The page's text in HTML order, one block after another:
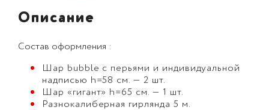
Описание
Состав оформления :
Шар bubble с перьями и индивидуальной
надписью h=58 см. — 2 шт.
Шар «гигант» h=65 см. — 1 шт.
Разнокалиберная гирлянда 5 м.